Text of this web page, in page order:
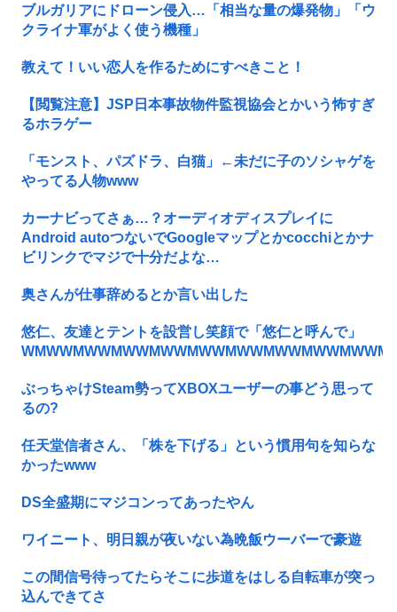
ブルガリアにドローン侵入…「相当な量の爆発物」「ウ
クライナ軍がよく使う機種」
教えて！いい恋人を作るためにすべきこと！
【閲覧注意】JSP日本事故物件監視協会とかいう怖すぎ
るホラゲー
「モンスト、パズドラ、白猫」←未だに子のソシャゲを
やってる人物www
カーナビってさぁ…？オーディオディスプレイに
Android autoつないでGoogleマップとかcocchiとかナ
ビリンクでマジで十分だよな…
奥さんが仕事辞めるとか言い出した
悠仁、友達とテントを設営し笑顔で「悠仁と呼んで」
ぶっちゃけSteam勢ってXBOXユーザーの事どう思って
るの?
任天堂信者さん、「株を下げる」という慣用句を知らな
かったwww
DS全盛期にマジコンってあったやん
ワイニート、明日親が夜いない為晩飯ウーバーで豪遊
この間信号待ってたらそこに歩道をはしる自転車が突っ
込んできてさ